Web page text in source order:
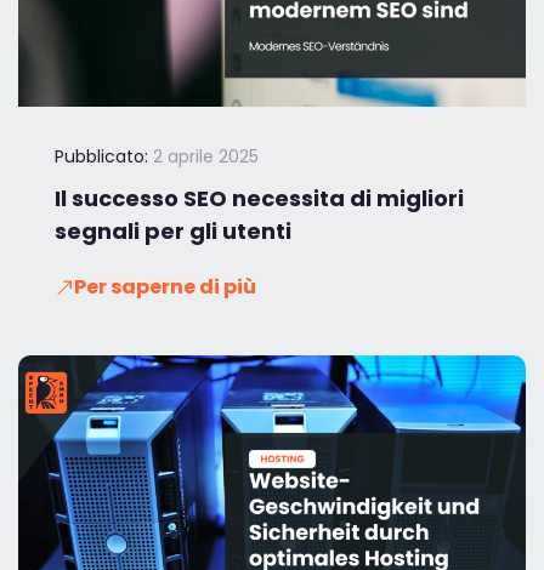
Pubblicato: 2 aprile 2025
Il successo SEO necessita di migliori
segnali per gli utenti
Per saperne di più